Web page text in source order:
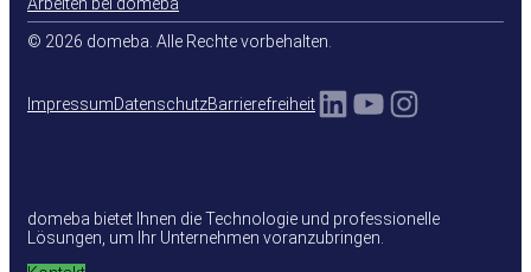
Arbeiten bei domeba
© 2026 domeba. Alle Rechte vorbehalten.
ImpressumDatenschutzBarrierefreiheitLinkedIn
YouTube
domeba bietet Ihnen die Technologie und professionelle
Lösungen, um Ihr Unternehmen voranzubringen.